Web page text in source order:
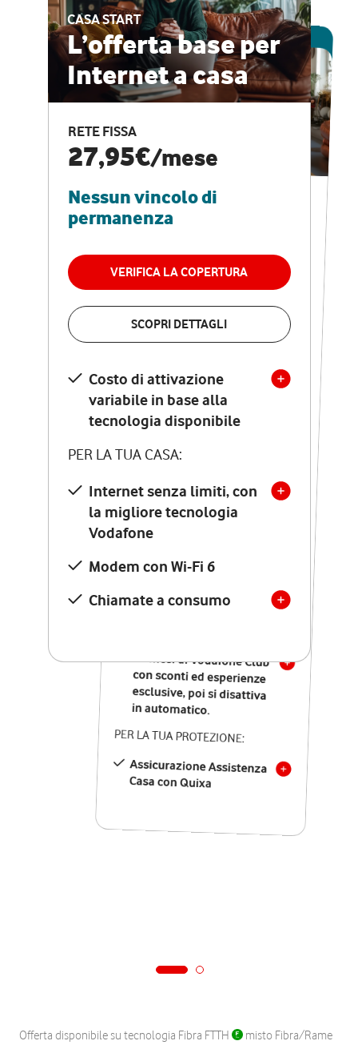
CASA START
L’offerta base per
Internet a casa
RETE FISSA
27,95€/mese
Nessun vincolo di
permanenza
VERIFICA LA COPERTURA
SCOPRI DETTAGLI
Costo di attivazione
variabile in base alla
tecnologia disponibile
PER LA TUA CASA:
Internet senza limiti, con
la migliore tecnologia
Vodafone
Modem con Wi-Fi 6
Chiamate a consumo
ESCLUSIVA ONLINE
CASA PRO
Internet veloce e
vantaggi speciali
RETE FISSA + VODAFONE CLUB
29,95€
permanenza
VERIFICA LA COPERTURA
Costo di attivazione
variabile in base alla
tecnologia disponibile
PER LA TUA CASA:
Internet senza limiti, con
la migliore tecnologia
Vodafone
Modem Seven con Wi-Fi 7
Chiamate illimitate verso
numeri fissi e mobili
nazionali
12 mesi di Vodafone Club
con sconti ed esperienze
esclusive, poi si disattiva
in automatico.
PER LA TUA PROTEZIONE:
Assicurazione Assistenza
Casa con Quixa
Offerta disponibile su tecnologia Fibra FTTH
misto Fibra/Rame